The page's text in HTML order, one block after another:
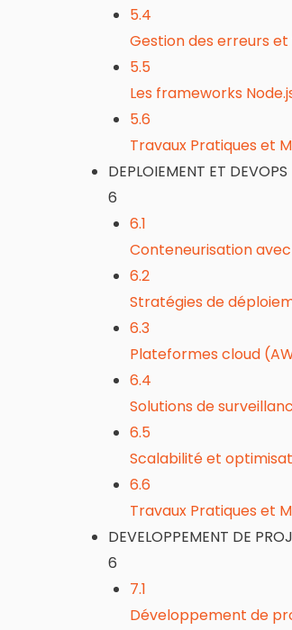
5.4
Gestion des erreurs
5.5
Les frameworks
5.6
Travaux Pratiques et
DEPLOIEMENT ET DEVOPS
6
6.1
Conteneurisation
6.2
Stratégies de
6.3
Plateformes cloud
6.4
Solutions de
6.5
Scalabilité et
6.6
Travaux Pratiques et
DEVELOPPEMENT DE
6
7.1
Développement de